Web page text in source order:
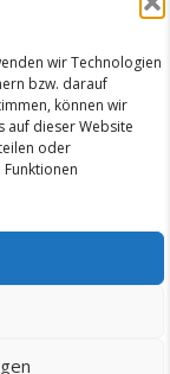
wir Technologien
bzw. darauf
können wir
auf dieser Website
oder